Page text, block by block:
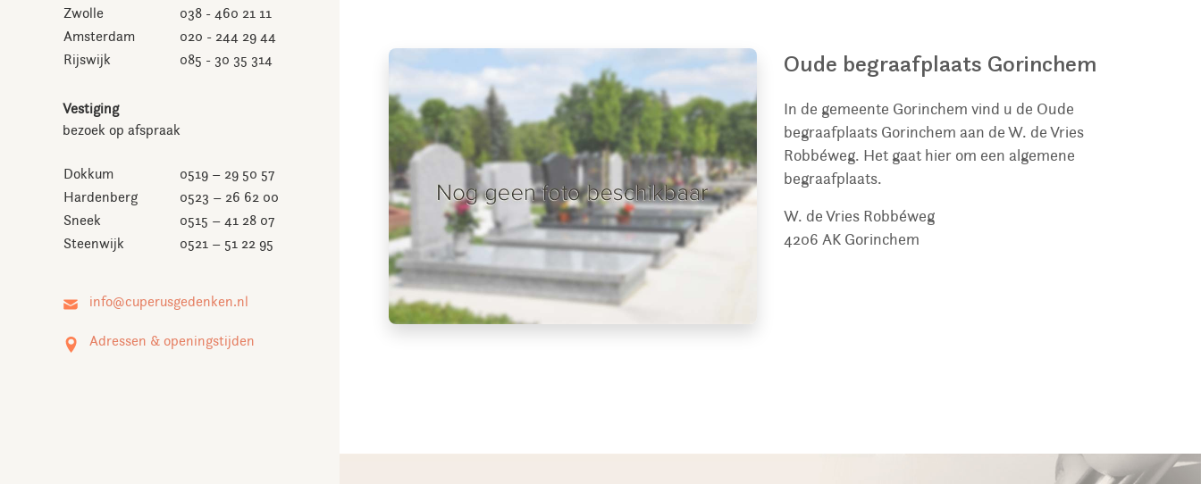
Zwolle
038 - 460 21 11
Amsterdam
020 - 244 29 44
Rijswijk
085 - 30 35 314
Vestiging
bezoek op afspraak
Dokkum
0519 – 29 50 57
Hardenberg
0523 – 26 62 00
Sneek
0515 – 41 28 07
Steenwijk
0521 – 51 22 95
Adressen & openingstijden
Oude begraafplaats Gorinchem
In de gemeente Gorinchem vind u de Oude
begraafplaats Gorinchem aan de W. de Vries
Robbéweg. Het gaat hier om een algemene
begraafplaats.
W. de Vries Robbéweg
4206 AK Gorinchem